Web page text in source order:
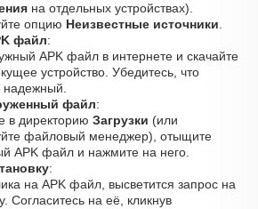
на отдельных устройствах).
опцию Неизвестные источники
файл:
APK файл в интернете и скачайте
устройство. Убедитесь, что
надежный.
файл:
в директорию Загрузки (или
файловый менеджер), отыщите
APK файл и нажмите на него.
:
на APK файл, высветится запрос на
Согласитесь на её, кликнув